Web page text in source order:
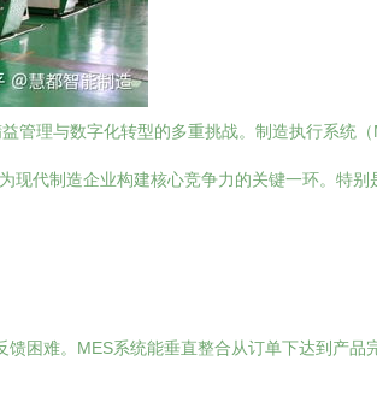
管理与数字化转型的多重挑战。制造执行系统
代制造企业构建核心竞争力的关键一环。特别
馈困难。MES系统能垂直整合从订单下达到产